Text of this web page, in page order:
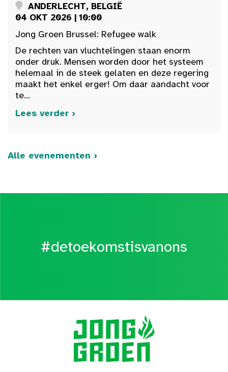
ANDERLECHT, BELGIË
04 OKT 2026 | 10:00
Jong Groen Brussel: Refugee walk
De rechten van vluchtelingen staan enorm
onder druk. Mensen worden door het systeem
helemaal in de steek gelaten en deze regering
maakt het enkel erger! Om daar aandacht voor
te...
Lees verder ›
Alle evenementen ›
#detoekomstisvanons